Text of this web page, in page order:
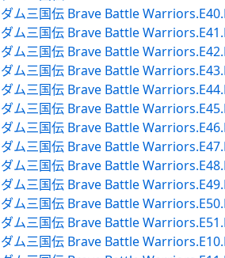
ム三国伝 Brave Battle
ム三国伝 Brave Battle
ム三国伝 Brave Battle
ム三国伝 Brave Battle
ム三国伝 Brave Battle
ム三国伝 Brave Battle
ム三国伝 Brave Battle
ム三国伝 Brave Battle
ム三国伝 Brave Battle
ム三国伝 Brave Battle
ム三国伝 Brave Battle
ム三国伝 Brave Battle
ム三国伝 Brave Battle